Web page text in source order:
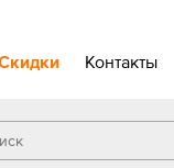
Контакты